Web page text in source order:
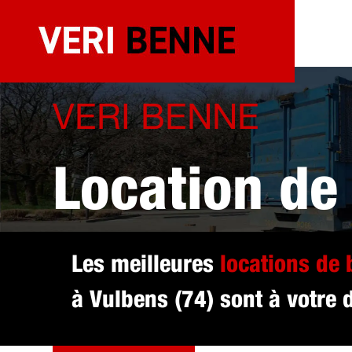
contenu
VERI BENNE
Location de
Les meilleures locations de
à Vulbens (74) sont à votre